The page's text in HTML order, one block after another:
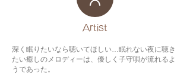
​Artist
深く眠りたいなら聴いてほしい…眠れない夜に聴き
たい癒しのメロディーは、優しく子守唄が流れるよ
うであった。